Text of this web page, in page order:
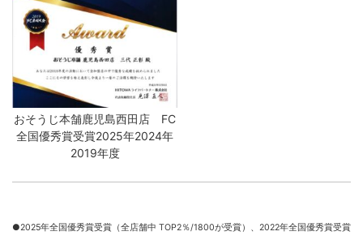
おそうじ本舗鹿児島西田店 FC
全国優秀賞受賞2025年2024年
2019年度
●2025年全国優秀賞受賞（全店舗中 TOP2％/1800が受賞）、 2022年全国優秀賞受賞